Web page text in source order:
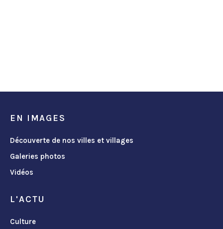
EN IMAGES
Découverte de nos villes et villages
Galeries photos
Vidéos
L'ACTU
Culture